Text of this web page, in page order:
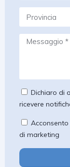
Dichiaro di
ricevere
di marketing